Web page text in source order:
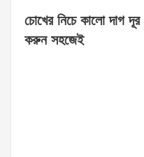
চোখের নিচে কালো দাগ দূর
করুন সহজেই